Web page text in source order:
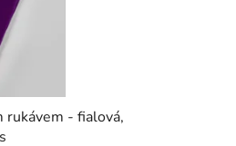
rukávem - fialová,